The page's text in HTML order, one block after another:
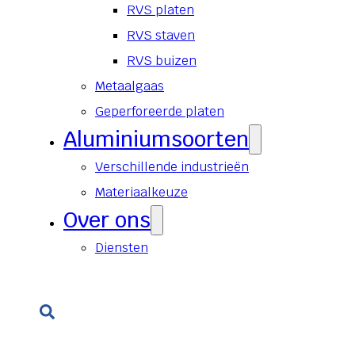
RVS platen
RVS staven
RVS buizen
Metaalgaas
Geperforeerde platen
Aluminiumsoorten
Verschillende industrieën
Materiaalkeuze
Over ons
Diensten